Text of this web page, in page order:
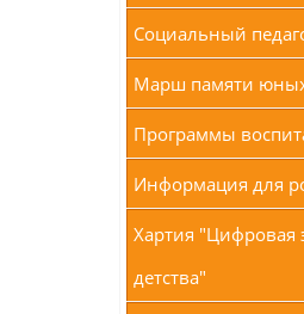
Социальный
Марш памяти
Программы
Информация для
Хартия "Цифровая
детства"